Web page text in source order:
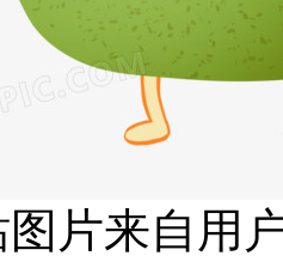
片来自用